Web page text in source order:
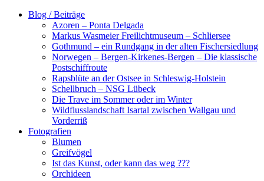
Zum
Blog / Beiträge
Azoren – Ponta Delgada
Markus Wasmeier Freilichtmuseum – Schliersee
Gothmund – ein Rundgang in der alten Fischersiedlung
Norwegen – Bergen-Kirkenes-Bergen – Die klassische
Postschiffroute
Rapsblüte an der Ostsee in Schleswig-Holstein
Schellbruch – NSG Lübeck
Die Trave im Sommer oder im Winter
Wildflusslandschaft Isartal zwischen Wallgau und
Vorderriß
Fotografien
Blumen
Greifvögel
Ist das Kunst, oder kann das weg ???
Orchideen